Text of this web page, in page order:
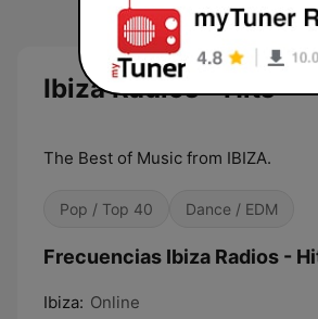
Ibiza Radios - Hits
The Best of Music from IBIZA.
Pop / Top 40 Dance / EDM
Frecuencias Ibiza Radios -
Ibiza: Online